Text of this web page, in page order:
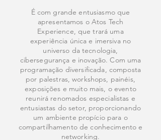
É com grande entusiasmo que
apresentamos o Atos Tech
Experience, que trará uma
experiência única e imersiva no
universo da tecnologia,
cibersegurança e inovação. Com uma
programação diversificada, composta
por palestras, workshops, painéis,
exposições e muito mais, o evento
reunirá renomados especialistas e
entusiastas do setor, proporcionando
um ambiente propício para o
compartilhamento de conhecimento e
networking.